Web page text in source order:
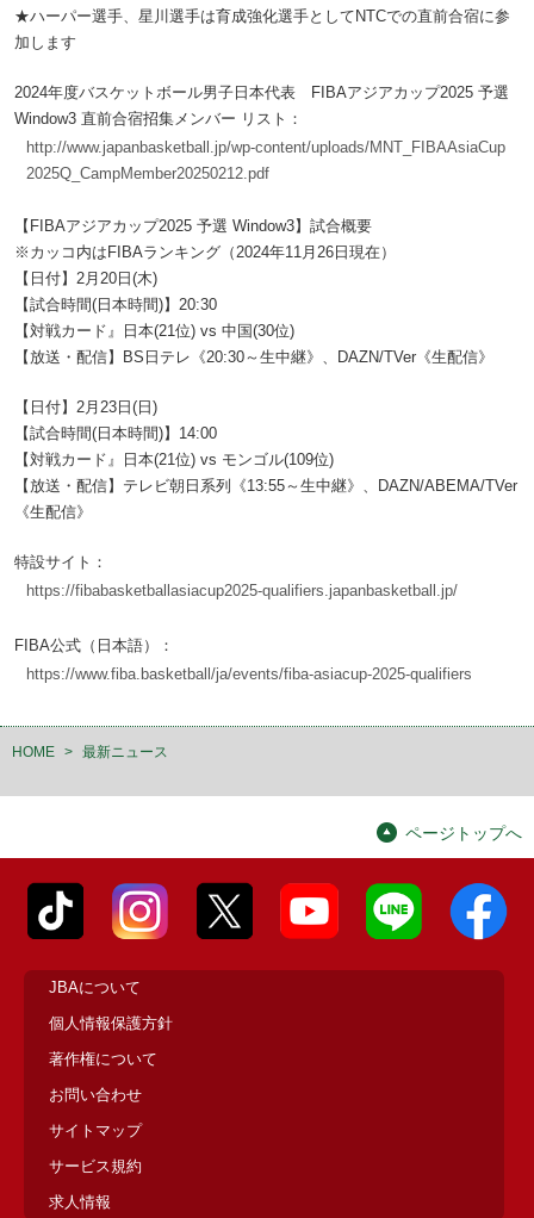
★ハーパー選手、星川選手は育成強化選手としてNTCでの直前合宿に参
加します
2024年度バスケットボール男子日本代表 FIBAアジアカップ2025 予選
Window3 直前合宿招集メンバー リスト：
http://www.japanbasketball.jp/wp-content/uploads/MNT_FIBAAsiaCup
2025Q_CampMember20250212.pdf
【FIBAアジアカップ2025 予選 Window3】試合概要
※カッコ内はFIBAランキング（2024年11月26日現在）
【日付】2月20日(木)
【試合時間(日本時間)】20:30
【対戦カード』日本(21位) vs 中国(30位)
【放送・配信】BS日テレ《20:30～生中継》、DAZN/TVer《生配信》
【日付】2月23日(日)
【試合時間(日本時間)】14:00
【対戦カード』日本(21位) vs モンゴル(109位)
【放送・配信】テレビ朝日系列《13:55～生中継》、DAZN/ABEMA/TVer
《生配信》
特設サイト：
https://fibabasketballasiacup2025-qualifiers.japanbasketball.jp/
FIBA公式（日本語）：
https://www.fiba.basketball/ja/events/fiba-asiacup-2025-qualifiers
HOME > 最新ニュース
ページトップへ
JBAについて
個人情報保護方針
著作権について
お問い合わせ
サイトマップ
サービス規約
求人情報